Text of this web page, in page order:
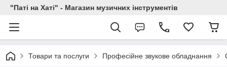
"Паті на Хаті" - Магазин музичних інструментів
Товари та послуги Професійне звукове обладнання